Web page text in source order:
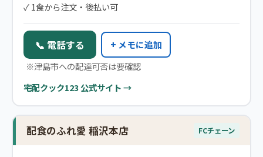
✓ 1食から注文・後払い可
📞 電話する
+ メモに追加
※津島市への配達可否は要確認
宅配クック123 公式サイト →
配食のふれ愛 稲沢本店 FCチェーン